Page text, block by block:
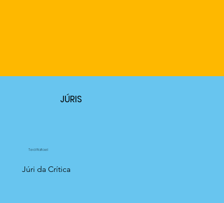
JÚRIS
Ted Rafael
Júri da Crítica